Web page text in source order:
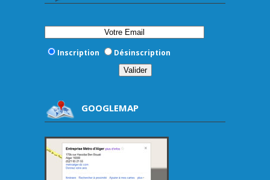
Inscription Désinscription
GOOGLEMAP